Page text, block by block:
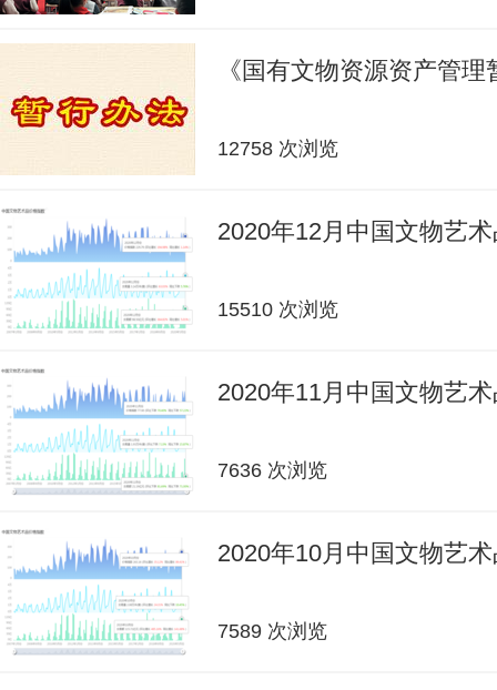
《国有文物资源资产管
12758 次浏览
2020年12月中国文物艺
15510 次浏览
2020年11月中国文物艺
7636 次浏览
2020年10月中国文物艺
7589 次浏览